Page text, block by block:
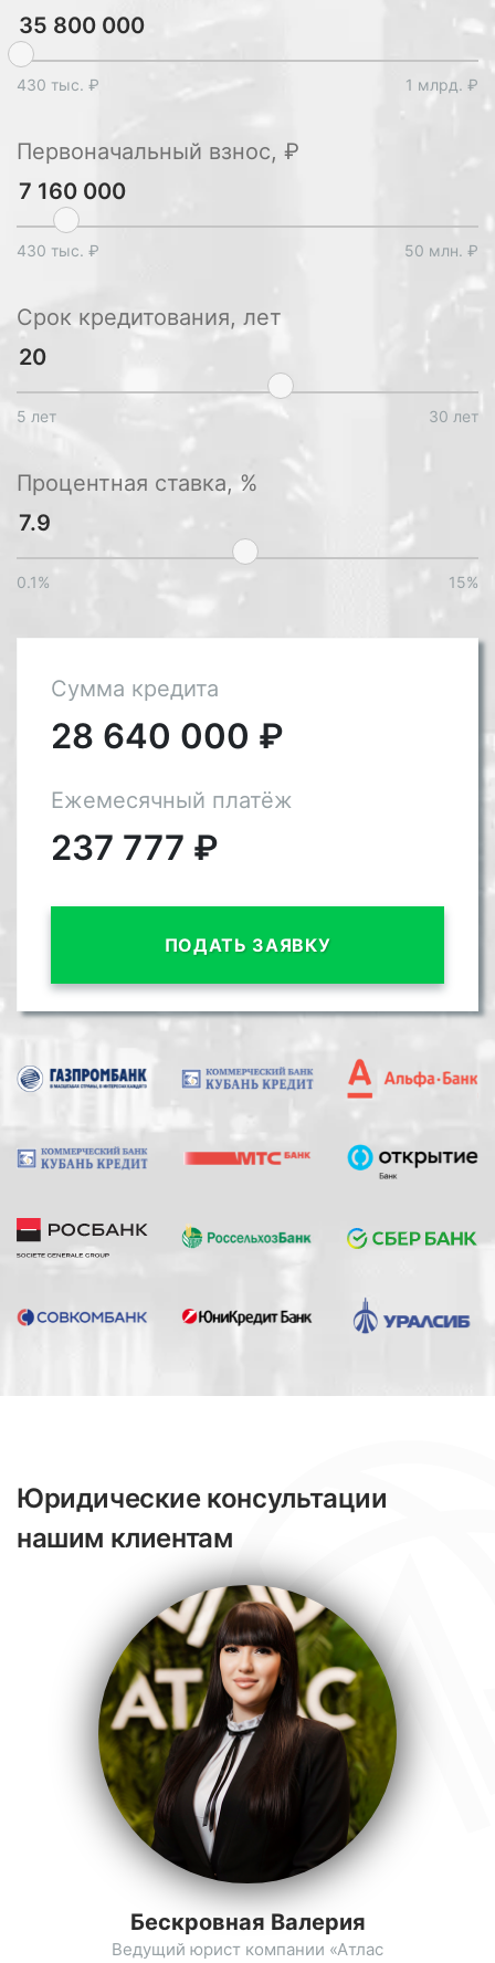
430 тыс. ₽ 1 млрд. ₽
Первоначальный взнос, ₽
430 тыс. ₽ 50 млн. ₽
Срок кредитования, лет
5 лет 30 лет
Процентная ставка, %
0.1% 15%
Сумма кредита
28 640 000 ₽
Ежемесячный платёж
237 777 ₽
ПОДАТЬ ЗАЯВКУ
Юридические консультации
нашим клиентам
Бескровная Валерия
Ведущий юрист компании «Атлас